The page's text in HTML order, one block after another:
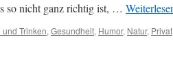
so nicht ganz richtig ist, …
und Trinken, Gesundheit, Humor, Natur, Privat